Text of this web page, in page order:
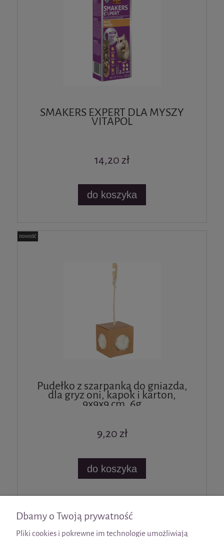
SMAKERS EXPERT DLA MYSZY
VITAPOL
14,20 zł
do koszyka
Pudełko z szarpanką do gniazda,
dla gryz oni, kapok i karton,
9x9x9 cm, 6g
9,20 zł
do koszyka
nowość
« 1 2 3
Dbamy o Twoją prywatność
Pliki cookies i pokrewne im technologie umożliwiają